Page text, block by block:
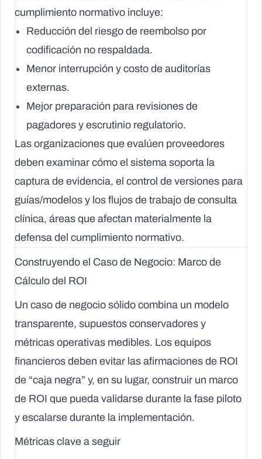
cumplimiento normativo incluye:
Reducción del riesgo de reembolso por
codificación no respaldada.
Menor interrupción y costo de auditorías
externas.
Mejor preparación para revisiones de
pagadores y escrutinio regulatorio.
Las organizaciones que evalúen proveedores
deben examinar cómo el sistema soporta la
captura de evidencia, el control de versiones para
guías/modelos y los flujos de trabajo de consulta
clínica, áreas que afectan materialmente la
defensa del cumplimiento normativo.
Construyendo el Caso de Negocio: Marco de
Cálculo del ROI
Un caso de negocio sólido combina un modelo
transparente, supuestos conservadores y
métricas operativas medibles. Los equipos
financieros deben evitar las afirmaciones de ROI
de “caja negra” y, en su lugar, construir un marco
de ROI que pueda validarse durante la fase piloto
y escalarse durante la implementación.
Métricas clave a seguir